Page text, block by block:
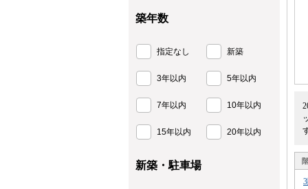
築年数
指定なし 新築
3年以内 5年以内
7年以内 10年以内
15年以内 20年以内
新築・駐車場